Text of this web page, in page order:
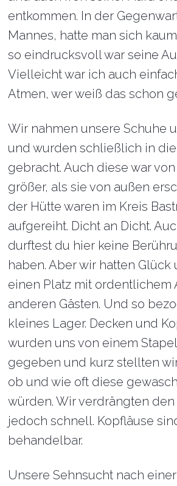
entkommen. In der
Mannes, hatte man sich
so eindrucksvoll war seine
Vielleicht war ich auch
Atmen, wer weiß das schon
Wir nahmen unsere Schuhe
und wurden schließlich in
gebracht. Auch diese war
größer, als sie von außen
der Hütte waren im Kreis
aufgereiht. Dicht an Dicht.
durftest du hier keine
haben. Aber wir hatten Glück
einen Platz mit ordentlichem
anderen Gästen. Und so
kleines Lager. Decken und
wurden uns von einem
gegeben und kurz stellten
ob und wie oft diese
würden. Wir verdrängten den
jedoch schnell. Kopfläuse
behandelbar.
Unsere Sehnsucht nach